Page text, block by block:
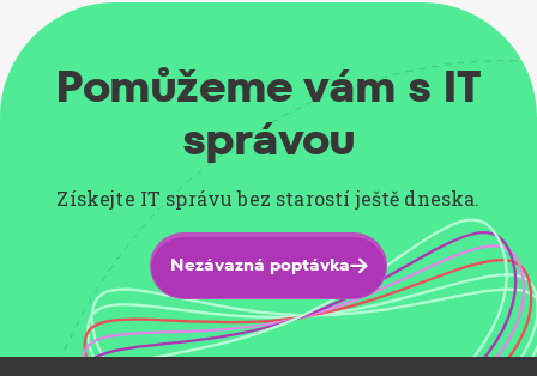
Pomůžeme vám s IT
správou
Získejte IT správu bez starostí ještě dneska.
Nezávazná poptávka